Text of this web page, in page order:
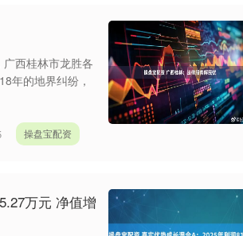
西桂林市龙胜各
年的地界纠纷，
操盘宝配资
万元 净值增